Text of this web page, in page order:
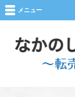
メニュー